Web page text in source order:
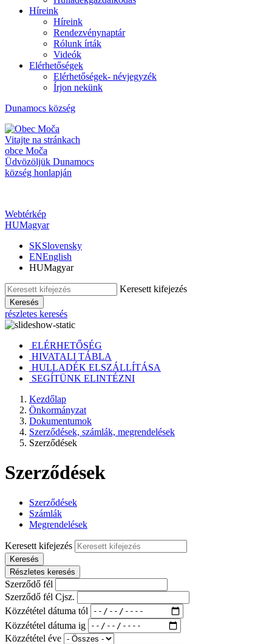
Híreink
Híreink
Rendezvénynaptár
Rólunk írták
Videók
Elérhetőségek
Elérhetőségek- névjegyzék
Írjon nekünk
Dunamocs község
Vitajte na stránkach
obce Moča
Üdvözöljük Dunamocs
község honlapján
Webtérkép
HUMagyar
SKSlovensky
ENEnglish
HUMagyar
Keresett kifejezés
Keresés
részletes keresés
ELÉRHETŐSÉG
HIVATALI TÁBLA
HULLADÉK ELSZÁLLÍTÁSA
SEGÍTÜNK ELINTÉZNI
Kezdőlap
Önkormányzat
Dokumentumok
Szerződések, számlák, megrendelések
Szerződések
Szerződések
Szerződések
Számlák
Megrendelések
Keresett kifejezés
Keresés
Részletes keresés
Szerződő fél
Szerződő fél Cjsz.
Közzététel dátuma tól
Közzététel dátuma ig
Közzététel éve